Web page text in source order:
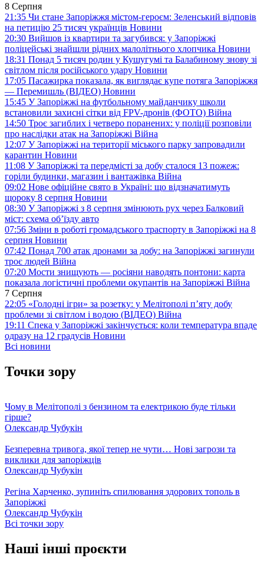
8 Серпня
21:35 Чи стане Запоріжжя містом-героєм: Зеленський відповів
на петицію 25 тисяч українців Новини
20:30 Вийшов із квартири та загубився: у Запоріжжі
поліцейські знайшли рідних малолітнього хлопчика Новини
18:31 Понад 5 тисяч родин у Кушугумі та Балабиному знову зі
світлом після російського удару Новини
17:05 Пасажирка показала, як виглядає купе потяга Запоріжжя
— Перемишль (ВІДЕО) Новини
15:45 У Запоріжжі на футбольному майданчику школи
встановили захисні сітки від FPV-дронів (ФОТО) Війна
14:50 Троє загиблих і четверо поранених: у поліції розповіли
про наслідки атак на Запоріжжі Війна
12:07 У Запоріжжі на території міського парку запровадили
карантин Новини
11:08 У Запоріжжі та передмісті за добу сталося 13 пожеж:
горіли будинки, магазин і вантажівка Війна
09:02 Нове офіційне свято в Україні: що відзначатимуть
щороку 8 серпня Новини
08:30 У Запоріжжі з 8 серпня змінюють рух через Балковий
міст: схема об’їзду авто
07:56 Зміни в роботі громадського траспорту в Запоріжжі на 8
серпня Новини
07:42 Понад 700 атак дронами за добу: на Запоріжжі загинули
троє людей Війна
07:20 Мости знищують — росіяни наводять понтони: карта
показала логістичні проблеми окупантів на Запоріжжі Війна
7 Серпня
22:05 «Голодні ігри» за розетку: у Мелітополі п’яту добу
проблеми зі світлом і водою (ВІДЕО) Війна
19:11 Спека у Запоріжжі закінчується: коли температура впаде
одразу на 12 градусів Новини
Всі новини
Точки зору
Чому в Мелітополі з бензином та електрикою буде тільки
гірше?
Олександр Чубукін
Безперевна тривога, якої тепер не чути… Нові загрози та
виклики для запоріжців
Олександр Чубукін
Регіна Харченко, зупиніть спилювання здорових тополь в
Запоріжжі
Олександр Чубукін
Всі точки зору
Наші інші проєкти